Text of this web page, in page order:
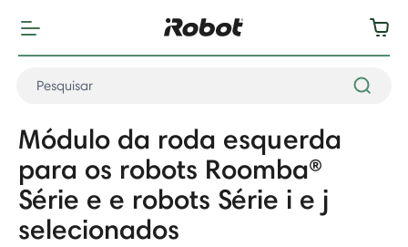
Módulo da roda esquerda
para os robots Roomba®
Série e e robots Série i e j
selecionados